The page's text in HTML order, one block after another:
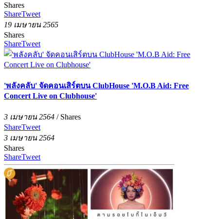
Shares
ShareTweet
19 เมษายน 2565
Shares
ShareTweet
'พลังคลับ' จัดคอนเสิร์ตบน ClubHouse 'M.O.B Aid: Free
Concert Live on Clubhouse'
3 เมษายน 2564 / Shares
ShareTweet
3 เมษายน 2564
Shares
ShareTweet